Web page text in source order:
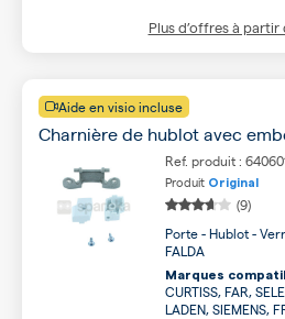
Plus d’offres à partir
Aide en visio incluse
Charnière de hublot avec
Ref. produit :
Produit Original
(9)
Porte - Hublot -
FALDA
Marques
CURTISS, FAR,
LADEN, SIEMENS,